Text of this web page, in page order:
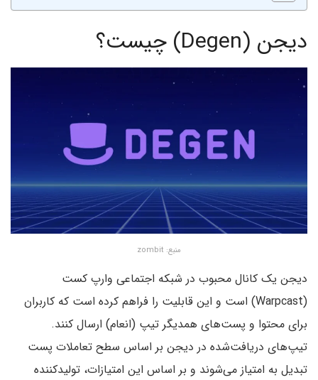
دیجن (Degen) چیست؟
منبع: zombit
دیجن یک کانال محبوب در شبکه اجتماعی وارپ کست
(Warpcast) است و این قابلیت را فراهم کرده است که کاربران
برای محتوا و پست‌های همدیگر تیپ (انعام) ارسال کنند.
تیپ‌های دریافت‌شده در دیجن بر اساس سطح تعاملات پست
تبدیل به امتیاز می‌شوند و بر اساس این امتیازات، تولیدکننده